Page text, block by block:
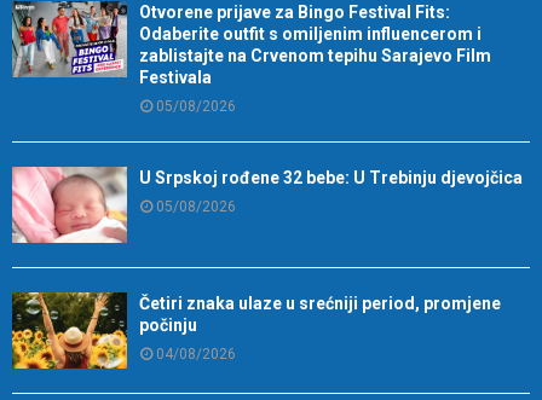
Otvorene prijave za Bingo Festival Fits:
Odaberite outfit s omiljenim influencerom i
zablistajte na Crvenom tepihu Sarajevo Film
Festivala
05/08/2026
U Srpskoj rođene 32 bebe: U Trebinju djevojčica
05/08/2026
Četiri znaka ulaze u srećniji period, promjene
počinju
04/08/2026